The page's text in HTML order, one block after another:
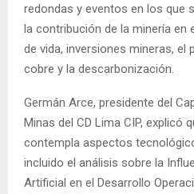
redondas y eventos en los que
la contribución de la minería en
de vida, inversiones mineras, el
cobre y la descarbonización.
Germán Arce, presidente del
Minas del CD Lima CIP, explicó
contempla aspectos
incluido el análisis sobre la
Artificial en el Desarrollo